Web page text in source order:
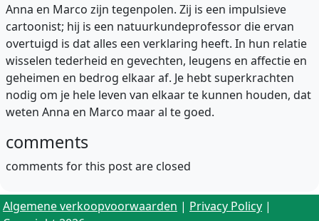
Anna en Marco zijn tegenpolen. Zij is een impulsieve
cartoonist; hij is een natuurkundeprofessor die ervan
overtuigd is dat alles een verklaring heeft. In hun relatie
wisselen tederheid en gevechten, leugens en affectie en
geheimen en bedrog elkaar af. Je hebt superkrachten
nodig om je hele leven van elkaar te kunnen houden, dat
weten Anna en Marco maar al te goed.
comments
comments for this post are closed
Algemene verkoopvoorwaarden | Privacy Policy |